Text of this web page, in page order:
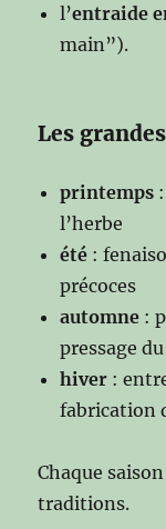
l’entraide
main”).
Les
printemps
l’herbe
été :
précoces
automne :
pressage
hiver :
fabrication
Chaque
traditions.